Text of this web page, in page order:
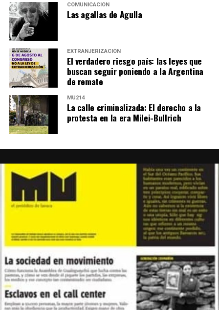
COMUNICACIÓN
Las agallas de Agulla
EXTRANJERIZACIÓN
El verdadero riesgo país: las leyes que
buscan seguir poniendo a la Argentina
de remate
MU214
La calle criminalizada: El derecho a la
protesta en la era Milei-Bullrich